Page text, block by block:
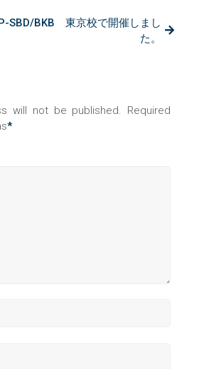
BKB 東京校で開催しまし
た。
will not be published. Required
*